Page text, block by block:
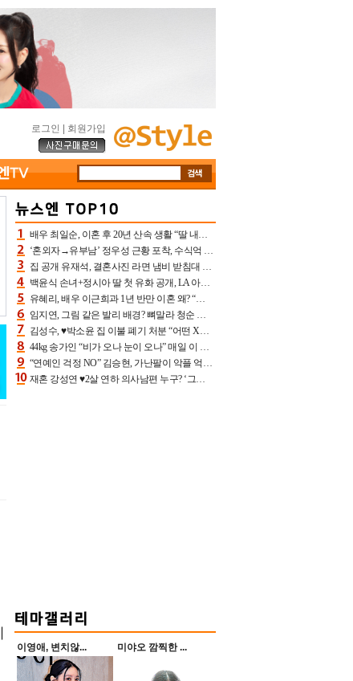
로그인 회원가입
배우 최일순, 이혼 후 20년 산속 생활 “딸 내가 버렸다고 원망‥맘 아파”(특종)[어제TV]
‘혼외자→유부남’ 정우성 근황 포착, 수식억 해킹 피해 후배 만났다 “존경하는”
집 공개 유재석, 결혼사진 라면 냄비 받침대 되고 분노‥가족사진도 피해(놀뭐)[어제TV]
백윤식 손녀+정시아 딸 첫 유화 공개, LA 아트쇼→서울국제조각페스타 작가다운 수준급 실력
유혜리, 배우 이근희과 1년 반만 이혼 왜? “식칼 꽂고 의자 던져” 충격 폭로(특종)[어제TV]
임지연, 그림 같은 발리 배경? 뼈말라 청순 비키니 핏에 상대 안 되네
김성수, ♥박소윤 집 이불 폐기 처분 “어떤 X이랑 썼을지 몰라” 질투(신랑수업2)[어제TV]
44kg 송가인 “비가 오나 눈이 오나” 매일 이 운동, 허벅지 근육량 상승+체지방 감소
“연예인 걱정 NO” 김승현, 가난팔이 악플 억울할만‥아내+딸과 日 여행
재혼 강성연 ♥2살 연하 의사남편 누구? ‘그알’ 자문의에 훈남 비주얼 초엘리트 스펙 [종합]
이영애, 변치않... 미야오 깜찍한 ...